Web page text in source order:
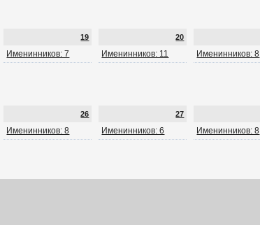
19
Именинников: 7
20
Именинников: 11 Именинников: 8
26
Именинников: 8
27
Именинников: 6 Именинников: 8